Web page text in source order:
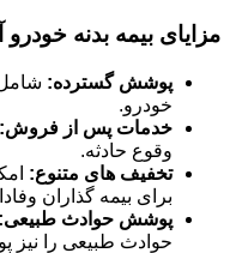
مزایای بیمه بدنه خودرو
پوشش گسترده:
خودرو.
خدمات پس از فروش:
وقوع حادثه.
تخفیف های متنوع:
برای بیمه گذاران
پوشش حوادث طبیعی:
حوادث طبیعی را